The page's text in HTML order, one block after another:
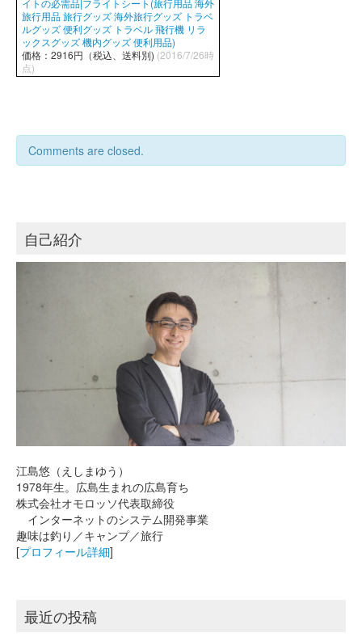
イトの必需品|フライトシート(旅行用品 海外
旅行用品 旅行グッズ 海外旅行グッズ トラベ
ルグッズ 便利グッズ トラベル 飛行機 リラ
ックスグッズ 機内グッズ 便利用品)
価格：2916円（税込、送料別) (2016/7/26時
点)
Comments are closed.
自己紹介
江島悠（えしまゆう）
1978年生。広島生まれの広島育ち
株式会社オモロッソ代表取締役
インターネットのシステム開発事業
趣味は釣り／キャンプ／旅行
[プロフィール詳細]
最近の投稿